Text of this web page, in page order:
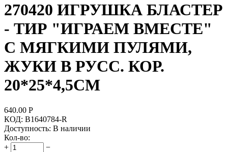
270420 ИГРУШКА БЛАСТЕР
- ТИР "ИГРАЕМ ВМЕСТЕ"
С МЯГКИМИ ПУЛЯМИ,
ЖУКИ В РУСС. КОР.
20*25*4,5СМ
640.00 Р
КОД: B1640784-R
Доступность: В наличии
Кол-во:
+
−